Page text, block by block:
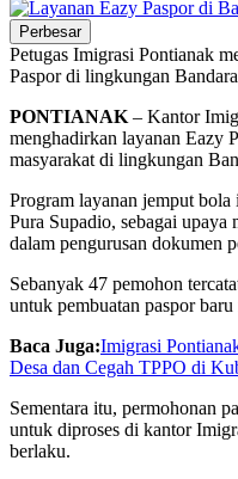
Perbesar
Petugas Imigrasi Pontianak
Paspor di lingkungan
PONTIANAK – Kantor
menghadirkan layanan Eazy
masyarakat di lingkungan
Program layanan jemput
Pura Supadio, sebagai upaya
dalam pengurusan dokumen
Sebanyak 47 pemohon
untuk pembuatan paspor
Baca Juga:Imigrasi
Desa dan Cegah TPPO di
Sementara itu, permohonan
untuk diproses di kantor
berlaku.